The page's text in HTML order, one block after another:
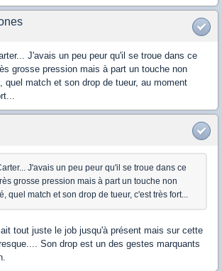
J'avais un peu peur qu'il se troue dans ce
grosse pression mais à part un touche non
quel match et son drop de tueur, au moment
J'avais un peu peur qu'il se troue dans ce
grosse pression mais à part un touche non
quel match et son drop de tueur, c'est très fort...
tout juste le job jusqu'à présent mais sur cette
Son drop est un des gestes marquants